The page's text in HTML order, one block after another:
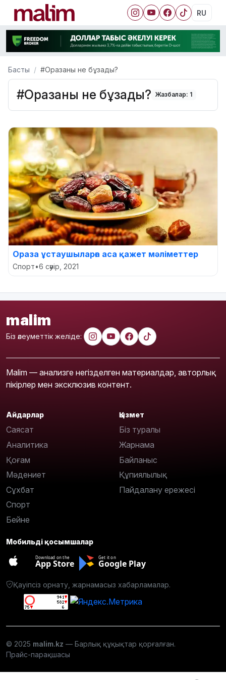
RU
Басты #Оразаны не бұзады?
#Оразаны не бұзады? Жазбалар: 1
Ораза ұстаушыларға аса қажет мәліметтер
Спорт•6 сәуір, 2021
malim
Біз әлеуметтік желіде:
Malim — анализге негізделген материалдар, авторлық
пікірлер мен эксклюзив контент.
Айдарлар
Саясат
Аналитика
Қоғам
Мәдениет
Сұхбат
Спорт
Бейне
Қызмет
Біз туралы
Жарнама
Байланыс
Құпиялылық
Пайдалану ережесі
Мобильді қосымшалар
Download on the
App Store
Get it on
Google Play
Қауіпсіз орнату, жарнамасыз хабарламалар.
© 2025 malim.kz — Барлық құқықтар қорғалған.
Прайс-парақшасы